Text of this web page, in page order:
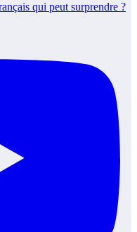
qui peut surprendre ?